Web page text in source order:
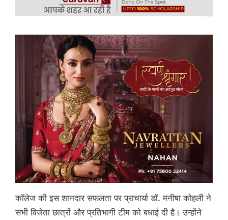
कॉलेज की इस शानदार सफलता पर प्राचार्या डॉ. मनीषा कोहली ने
सभी विजेता छात्रों और प्रतिभागी टीम को बधाई दी है। उन्होंने